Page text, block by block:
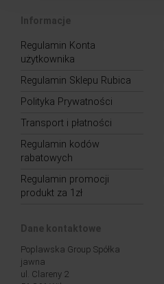
Informacje
Regulamin Konta
użytkownika
Regulamin Sklepu Rubica
Polityka Prywatności
Transport i płatności
Regulamin kodów
rabatowych
Regulamin promocji
produkt za 1zł
Dane kontaktowe
Poplawska Group Spółka
jawna
ul. Clareny 2